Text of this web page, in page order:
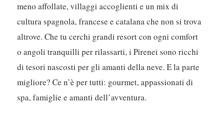
meno affollate, villaggi accoglienti e un mix di
cultura spagnola, francese e catalana che non si trova
altrove. Che tu cerchi grandi resort con ogni comfort
o angoli tranquilli per rilassarti, i Pirenei sono ricchi
di tesori nascosti per gli amanti della neve. E la parte
migliore? Ce n’è per tutti: gourmet, appassionati di
spa, famiglie e amanti dell’avventura.